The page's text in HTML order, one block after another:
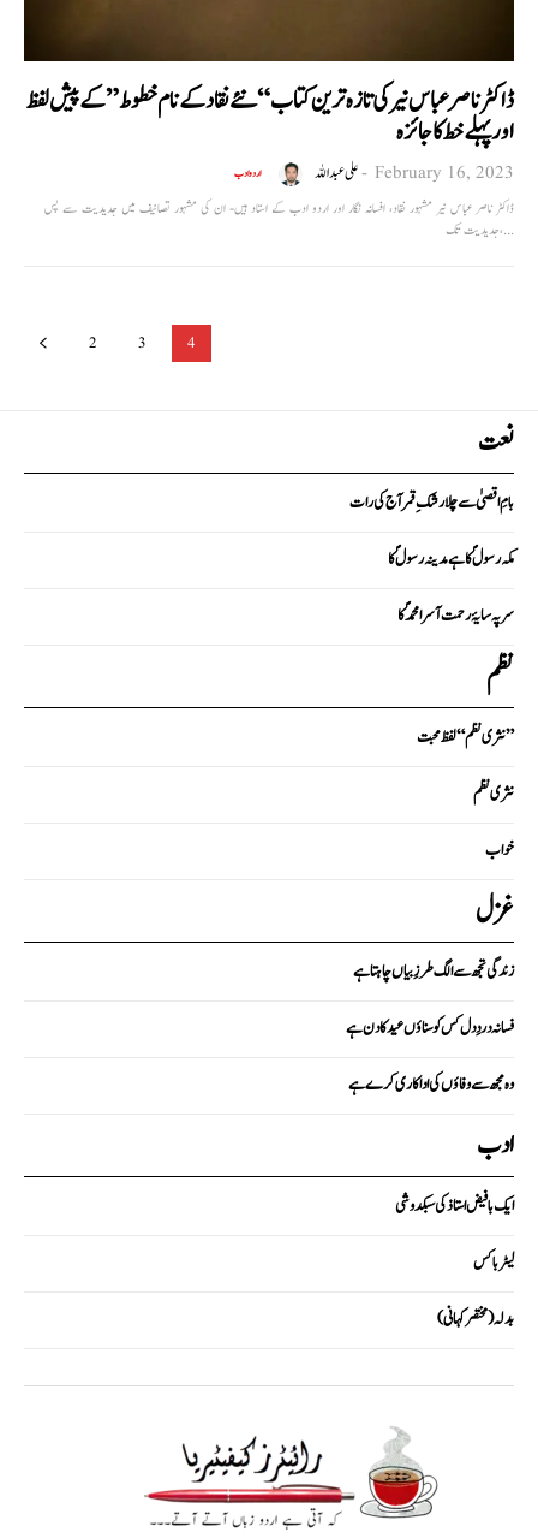
ڈاکٹر ناصر عباس نیر کی تازہ ترین کتاب “نئے نقاد کے نام خطوط” کے پیش لفظ
اور پہلے خط کا جائزہ
اردو ادب علی عبداللہ- February 16, 2023
ڈاکٹر ناصر عباس نیر مشہور نقاد، افسانہ نگار اور اردو ادب کے استاد ہیں- ان کی مشہور تصانیف میں جدیدیت سے پس
جدیدیت تک،...
2 3 4
نعت
بامِ اقصیٰ سے چلا رشکِ قمر آج کی رات
مکہ رسولؐ کا ہے مدینہ رسولؐ کا
سر پہ سایۂ رحمت آسرا محمدؐ کا
نظم
نثری نظم “لفظ محبت”
نثری نظم
خواب
غزل
زندگی تجھ سے الگ طرزِ بیاں چاہتا ہے
فسانہ دردِ دل کس کو سناؤں عید کا دن ہے
وہ مجھ سے وفاؤں کی اداکاری کرے ہے
ادب
ایک با فیض استاذ کی سبکدوشی
لیٹر باکس
بدلہ (مختصر کہانی)